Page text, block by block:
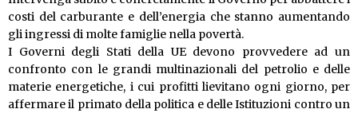
costi del carburante e dell’energia che stanno aumentando
gli ingressi di molte famiglie nella povertà.
I Governi degli Stati della UE devono provvedere ad un
confronto con le grandi multinazionali del petrolio e delle
materie energetiche, i cui profitti lievitano ogni giorno, per
affermare il primato della politica e delle Istituzioni contro un